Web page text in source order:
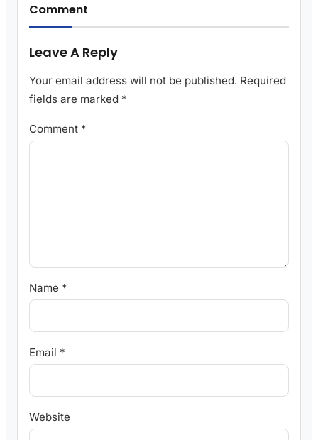
Comment
Leave A Reply
Your email address will not be published. Required
fields are marked *
Comment *
Name *
Email *
Website